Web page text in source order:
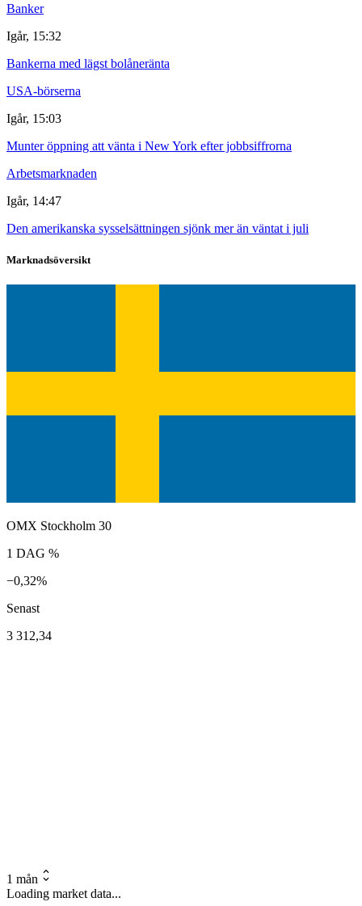
Banker
Igår, 15:32
Bankerna med lägst bolåneränta
USA-börserna
Igår, 15:03
Munter öppning att vänta i New York efter jobbsiffrorna
Arbetsmarknaden
Igår, 14:47
Den amerikanska sysselsättningen sjönk mer än väntat i juli
Marknadsöversikt
OMX Stockholm 30
1 DAG %
−0,32%
Senast
3 312,34
1 mån
Loading market data...